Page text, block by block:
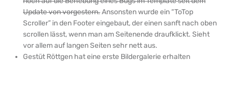
Update von vorgestern.Ansonsten wurde ein “ToTop
Scroller” in den Footer eingebaut, der einen sanft nach oben
scrollen lässt, wenn man am Seitenende draufklickt. Sieht
vor allem auf langen Seiten sehr nett aus.
Gestüt Röttgen hat eine erste Bildergalerie erhalten